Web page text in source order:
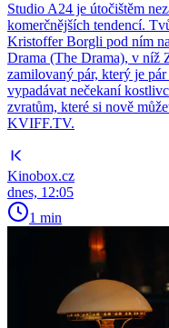
Studio A24 je útočištěm
komerčnějších tendencí.
Kristoffer Borgli pod ním
Drama (The Drama), v níž
zamilovaný pár, který je
vypadávat nečekaní
zvratům, které si nově
KVIFF.TV.
Kinobox.cz
dnes, 12:05
1 min